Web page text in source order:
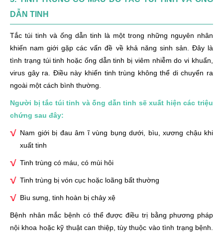
DẪN TINH
Tắc túi tinh và ống dẫn tinh là một trong những nguyên nhân
khiến nam giới gặp các vấn đề về khả năng sinh sản. Đây là
tình trạng túi tinh hoặc ống dẫn tinh bị viêm nhiễm do vi khuẩn,
virus gây ra. Điều này khiến tinh trùng không thể di chuyển ra
ngoài một cách bình thường.
Người bị tắc túi tinh và ống dẫn tinh sẽ xuất hiện các triệu
chứng sau đây:
Nam giới bị đau âm ĩ vùng bụng dưới, bìu, xương chậu khi
xuất tinh
Tinh trùng có máu, có mùi hôi
Tinh trùng bị vón cục hoặc loãng bất thường
Bìu sưng, tinh hoàn bị chảy xệ
Bệnh nhân mắc bệnh có thể được điều trị bằng phương pháp
nội khoa hoặc kỹ thuật can thiệp, tùy thuộc vào tình trạng bệnh.